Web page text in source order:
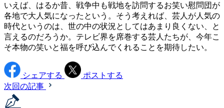
いえば、はるか昔、戦争中も戦地を訪問するお笑い慰問団が
各地で大人気になったという。そう考えれば、芸人が人気の
時代というのは、世の中の状況としてはあまり良くない、と
言えるのだろうか。テレビ界を席巻する芸人たちが、今年こ
そ本物の笑いと福を呼び込んでくれることを期待したい。
シェアする
ポストする
次回の記事